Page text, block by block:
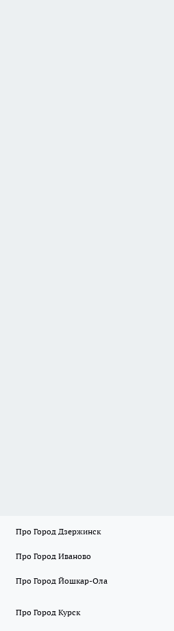
Про Город Дзержинск
Про Город Иваново
Про Город Йошкар-Ола
Про Город Курск